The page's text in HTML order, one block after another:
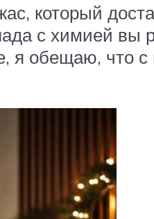
который
с химией вы
я обещаю, что с